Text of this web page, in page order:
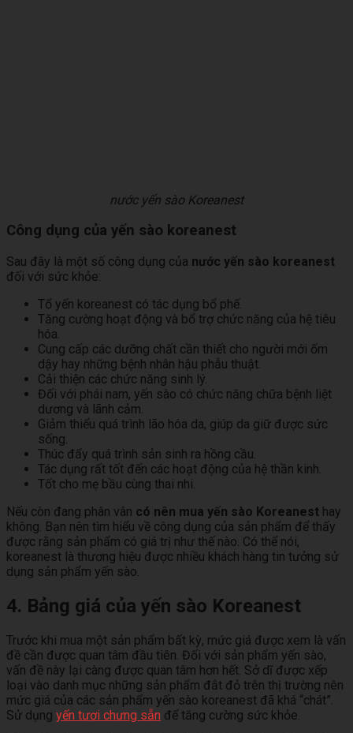
nước yến sào Koreanest
Công dụng của yến sào koreanest
Sau đây là một số công dụng của nước yến sào koreanest
đối với sức khỏe:
Tổ yến koreanest có tác dụng bổ phế.
Tăng cường hoạt động và bổ trợ chức năng của hệ tiêu
hóa.
Cung cấp các dưỡng chất cần thiết cho người mới ốm
dậy hay những bệnh nhân hậu phẫu thuật.
Cải thiện các chức năng sinh lý.
Đối với phái nam, yến sào có chức năng chữa bệnh liệt
dương và lãnh cảm.
Giảm thiểu quá trình lão hóa da, giúp da giữ được sức
sống.
Thúc đẩy quá trình sản sinh ra hồng cầu.
Tác dụng rất tốt đến các hoạt động của hệ thần kinh.
Tốt cho mẹ bầu cùng thai nhi.
Nếu còn đang phân vân có nên mua yến sào Koreanest hay
không. Bạn nên tìm hiểu về công dụng của sản phẩm để thấy
được rằng sản phẩm có giá trị như thế nào. Có thể nói,
koreanest là thương hiệu được nhiều khách hàng tin tưởng sử
dụng sản phẩm yến sào.
4. Bảng giá của yến sào Koreanest
Trước khi mua một sản phẩm bất kỳ, mức giá được xem là vấn
đề cần được quan tâm đầu tiên. Đối với sản phẩm yến sào,
vấn đề này lại càng được quan tâm hơn hết. Sở dĩ được xếp
loại vào danh mục những sản phẩm đắt đỏ trên thị trường nên
mức giá của các sản phẩm yến sào koreanest đã khá “chát”.
Sử dụng yến tươi chưng sẵn để tăng cường sức khỏe.